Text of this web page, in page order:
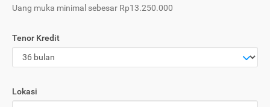
Uang muka minimal sebesar Rp13.250.000
Tenor Kredit
Lokasi